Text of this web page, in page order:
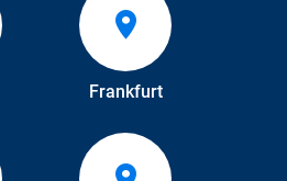
Frankfurt